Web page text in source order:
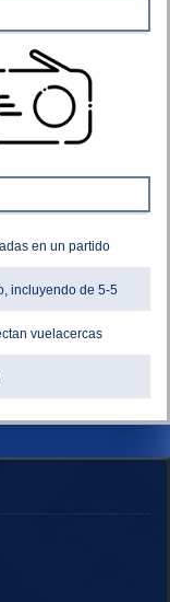
en un partido
incluyendo de 5-5
vuelacercas